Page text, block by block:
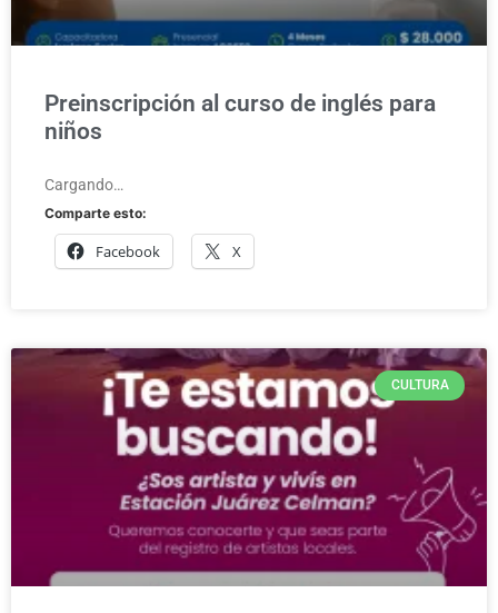
Preinscripción al curso de inglés para
niños
Cargando…
Comparte esto:
Facebook X
CULTURA